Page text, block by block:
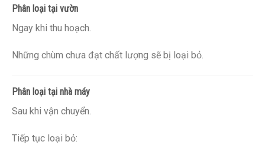
Phân loại tại vườn
Ngay khi thu hoạch.
Những chùm chưa đạt chất lượng sẽ bị loại bỏ.
Phân loại tại nhà máy
Sau khi vận chuyển.
Tiếp tục loại bỏ: